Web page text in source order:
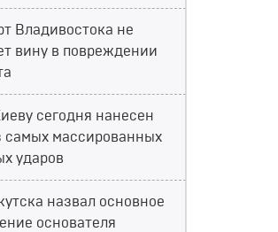
Владивостока не
вину в повреждении
сегодня нанесен
самых массированных
ударов
назвал основное
основателя